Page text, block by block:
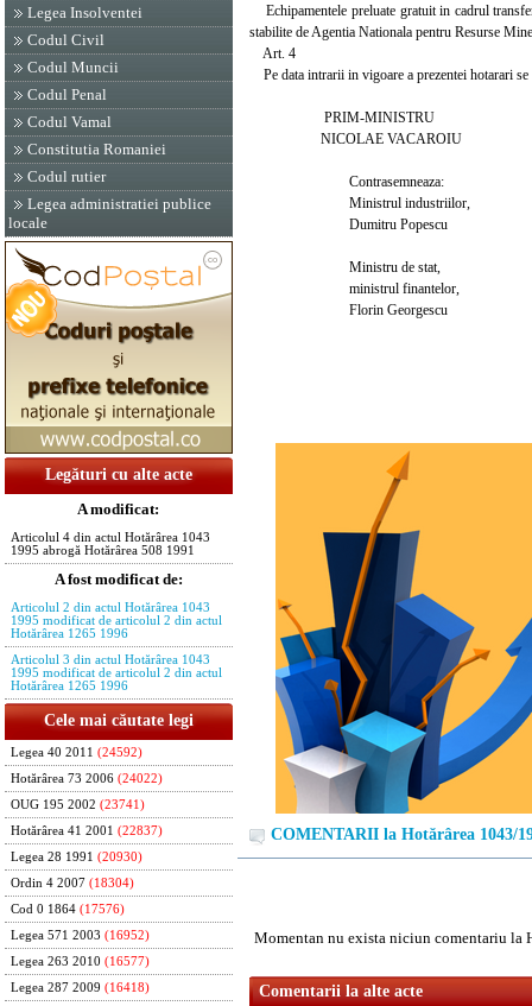
Legea Insolventei
Codul Civil
Codul Muncii
Codul Penal
Codul Vamal
Constitutia Romaniei
Codul rutier
Legea administratiei publice
locale
Legături cu alte acte
A modificat:
Articolul 4 din actul Hotărârea 1043
1995 abrogă Hotărârea 508 1991
A fost modificat de:
Articolul 2 din actul Hotărârea 1043
1995 modificat de articolul 2 din actul
Hotărârea 1265 1996
Articolul 3 din actul Hotărârea 1043
1995 modificat de articolul 2 din actul
Hotărârea 1265 1996
Cele mai căutate legi
Legea 40 2011 (24592)
Hotărârea 73 2006 (24022)
OUG 195 2002 (23741)
Hotărârea 41 2001 (22837)
Legea 28 1991 (20930)
Ordin 4 2007 (18304)
Cod 0 1864 (17576)
Legea 571 2003 (16952)
Legea 263 2010 (16577)
Legea 287 2009 (16418)
Echipamentele preluate gratuit in cadrul
stabilite de Agentia Nationala pentru Resurse
Art. 4
Pe data intrarii in vigoare a prezentei hotarari
PRIM-MINISTRU
NICOLAE VACAROIU
Contrasemneaza:
Ministrul industriilor,
Dumitru Popescu
Ministru de stat,
ministrul finantelor,
Florin Georgescu
COMENTARII la Hotărârea 1043/
Momentan nu exista niciun comentariu la
Comentarii la alte acte